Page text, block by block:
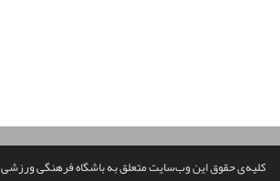
کلیه‌ی حقوق این وب‌سایت متعلق به باشگاه فرهنگی ورزشی